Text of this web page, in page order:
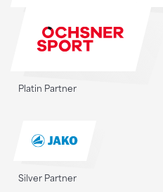
Platin Partner
Silver Partner